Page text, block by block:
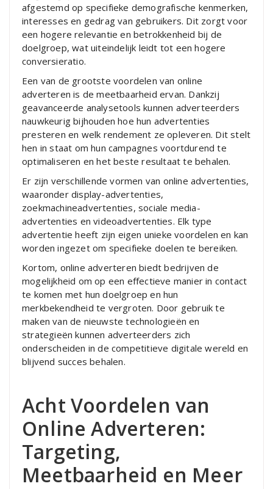
afgestemd op specifieke demografische kenmerken,
interesses en gedrag van gebruikers. Dit zorgt voor
een hogere relevantie en betrokkenheid bij de
doelgroep, wat uiteindelijk leidt tot een hogere
conversieratio.
Een van de grootste voordelen van online
adverteren is de meetbaarheid ervan. Dankzij
geavanceerde analysetools kunnen adverteerders
nauwkeurig bijhouden hoe hun advertenties
presteren en welk rendement ze opleveren. Dit stelt
hen in staat om hun campagnes voortdurend te
optimaliseren en het beste resultaat te behalen.
Er zijn verschillende vormen van online advertenties,
waaronder display-advertenties,
zoekmachineadvertenties, sociale media-
advertenties en videoadvertenties. Elk type
advertentie heeft zijn eigen unieke voordelen en kan
worden ingezet om specifieke doelen te bereiken.
Kortom, online adverteren biedt bedrijven de
mogelijkheid om op een effectieve manier in contact
te komen met hun doelgroep en hun
merkbekendheid te vergroten. Door gebruik te
maken van de nieuwste technologieën en
strategieën kunnen adverteerders zich
onderscheiden in de competitieve digitale wereld en
blijvend succes behalen.
Acht Voordelen van
Online Adverteren:
Targeting,
Meetbaarheid en Meer